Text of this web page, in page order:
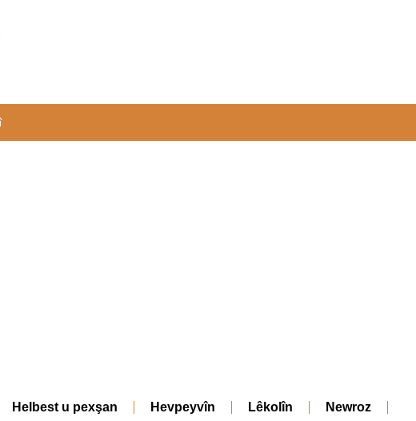
Helbest u pexşan Hevpeyvîn Lêkolîn Newroz